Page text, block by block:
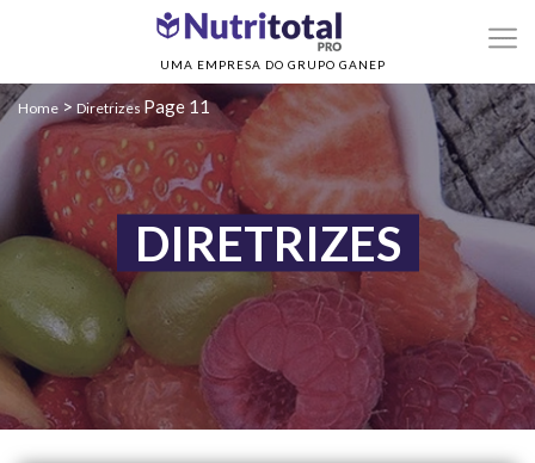
UMA EMPRESA DO GRUPO GANEP
Home> Diretrizes Page 11
DIRETRIZES